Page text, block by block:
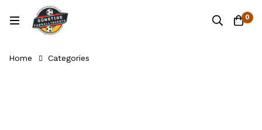
0
Home Categories